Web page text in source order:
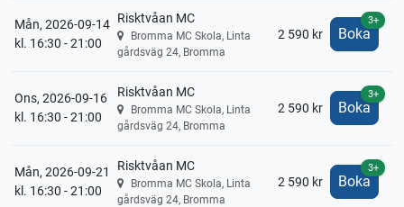
Mån, 2026-09-14
kl. 16:30 - 21:00
Risktvåan MC
Bromma MC Skola, Linta
gårdsväg 24, Bromma
2 590 kr Boka
3+
Ons, 2026-09-16
kl. 16:30 - 21:00
Risktvåan MC
Bromma MC Skola, Linta
gårdsväg 24, Bromma
2 590 kr Boka
3+
Mån, 2026-09-21
kl. 16:30 - 21:00
Risktvåan MC
Bromma MC Skola, Linta
gårdsväg 24, Bromma
2 590 kr Boka
3+